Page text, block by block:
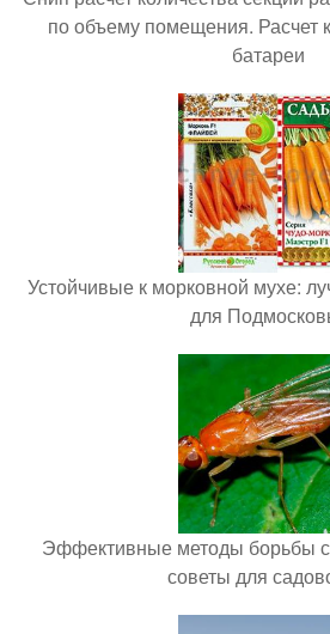
по объему помещения. Расчет
батареи
Устойчивые к морковной мухе:
для
Эффективные методы борьбы
советы для